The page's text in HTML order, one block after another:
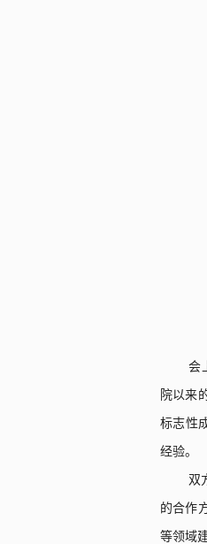
会
院以来
标志性
经验。
双
的合作
等领域